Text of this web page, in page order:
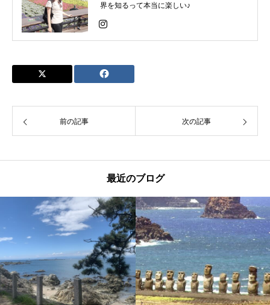
界を知るって本当に楽しい♪
前の記事 次の記事
最近のブログ